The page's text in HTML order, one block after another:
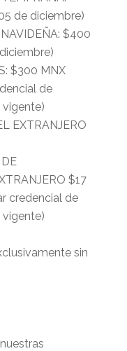
de diciembre)
$400
$300 MNX
de
EXTRANJERO
$17
credencial de
sin